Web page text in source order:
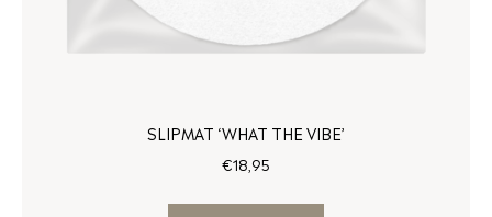
SLIPMAT ‘WHAT THE VIBE’
€18 95